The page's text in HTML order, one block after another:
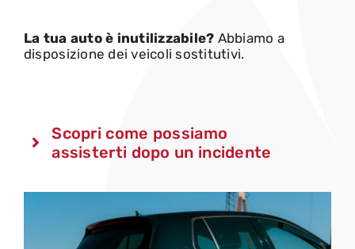
La tua auto è inutilizzabile? Abbiamo a
disposizione dei veicoli sostitutivi.
Scopri come possiamo
assisterti dopo un incidente